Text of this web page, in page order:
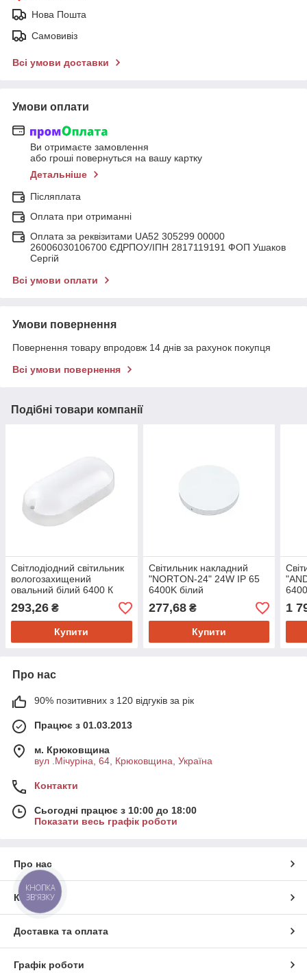
Нова Пошта
Самовивіз
Всі умови доставки
Умови оплати
Ви отримаєте замовлення
або гроші повернуться на вашу картку
Детальніше
Післяплата
Оплата при отриманні
Оплата за реквізитами UA52 305299 00000
26006030106700 ЄДРПОУ/ІПН 2817119191 ФОП Ушаков
Сергій
Всі умови оплати
Умови повернення
Повернення товару впродовж 14 днів за рахунок покупця
Всі умови повернення
Подібні товари компанії
Світлодіодний світильник
вологозахищений
овальний білий 6400 К
Horoz Electric MAXIMUS-
24 (24 W, IP54)
293,26 ₴
Купити
Світильник накладний
"NORTON-24" 24W IP 65
6400K білий
277,68₴
Купити
1
Про нас
90% позитивних з 120 відгуків за рік
Працює з 01.03.2013
м. Крюковщина
вул .Мічуріна, 64, Крюковщина, Україна
Контакти
Сьогодні працює з 10:00 до 18:00
Показати весь графік роботи
Про нас
Контакти
Доставка та оплата
Графік роботи
КНОПКА
ЗВ'ЯЗКУ